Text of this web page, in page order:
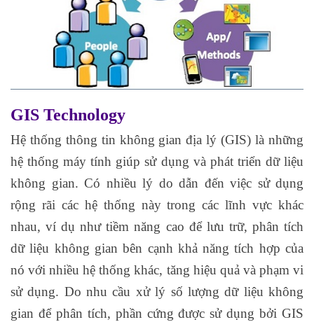
GIS Technology
Hệ thống thông tin không gian địa lý (GIS) là những
hệ thống máy tính giúp sử dụng và phát triển dữ liệu
không gian. Có nhiều lý do dẫn đến việc sử dụng
rộng rãi các hệ thống này trong các lĩnh vực khác
nhau, ví dụ như tiềm năng cao để lưu trữ, phân tích
dữ liệu không gian bên cạnh khả năng tích hợp của
nó với nhiều hệ thống khác, tăng hiệu quả và phạm vi
sử dụng. Do nhu cầu xử lý số lượng dữ liệu không
gian để phân tích, phần cứng được sử dụng bởi GIS